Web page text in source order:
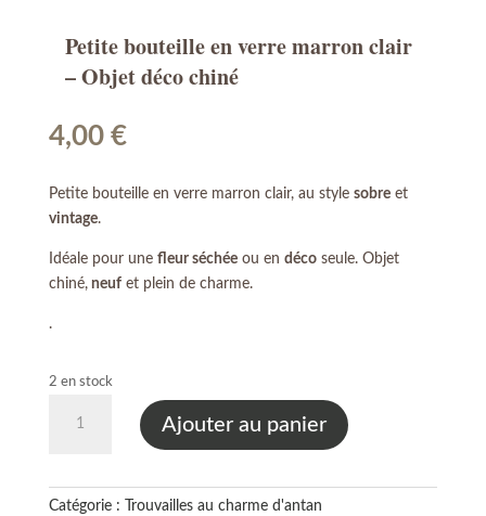
Petite bouteille en verre marron clair
– Objet déco chiné
4,00 €
Petite bouteille en verre marron clair, au style sobreet
vintage.
Idéale pour une fleur séchéeou en décoseule. Objet
chiné,neufet plein de charme.
.
2 en stock
en
Ajouter au panier
Catégorie : Trouvailles au charme d'antan